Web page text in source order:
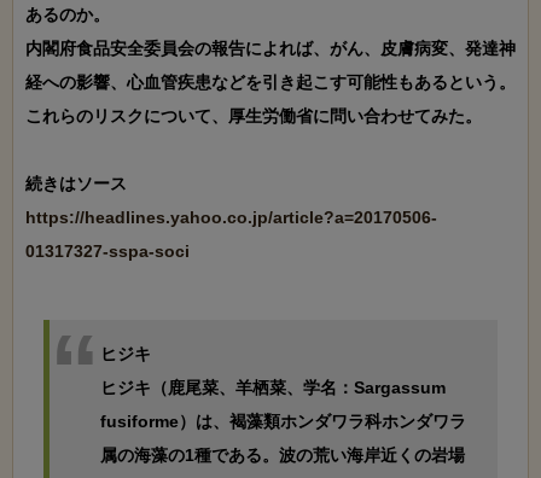
あるのか。
内閣府食品安全委員会の報告によれば、がん、皮膚病変、発達神
経への影響、心血管疾患などを引き起こす可能性もあるという。
これらのリスクについて、厚生労働省に問い合わせてみた。
https://headlines.yahoo.co.jp/article?a=20170506-
01317327-sspa-soci
ヒジキ
ヒジキ（鹿尾菜、羊栖菜、学名：Sargassum
fusiforme）は、褐藻類ホンダワラ科ホンダワラ
属の海藻の1種である。波の荒い海岸近くの岩場